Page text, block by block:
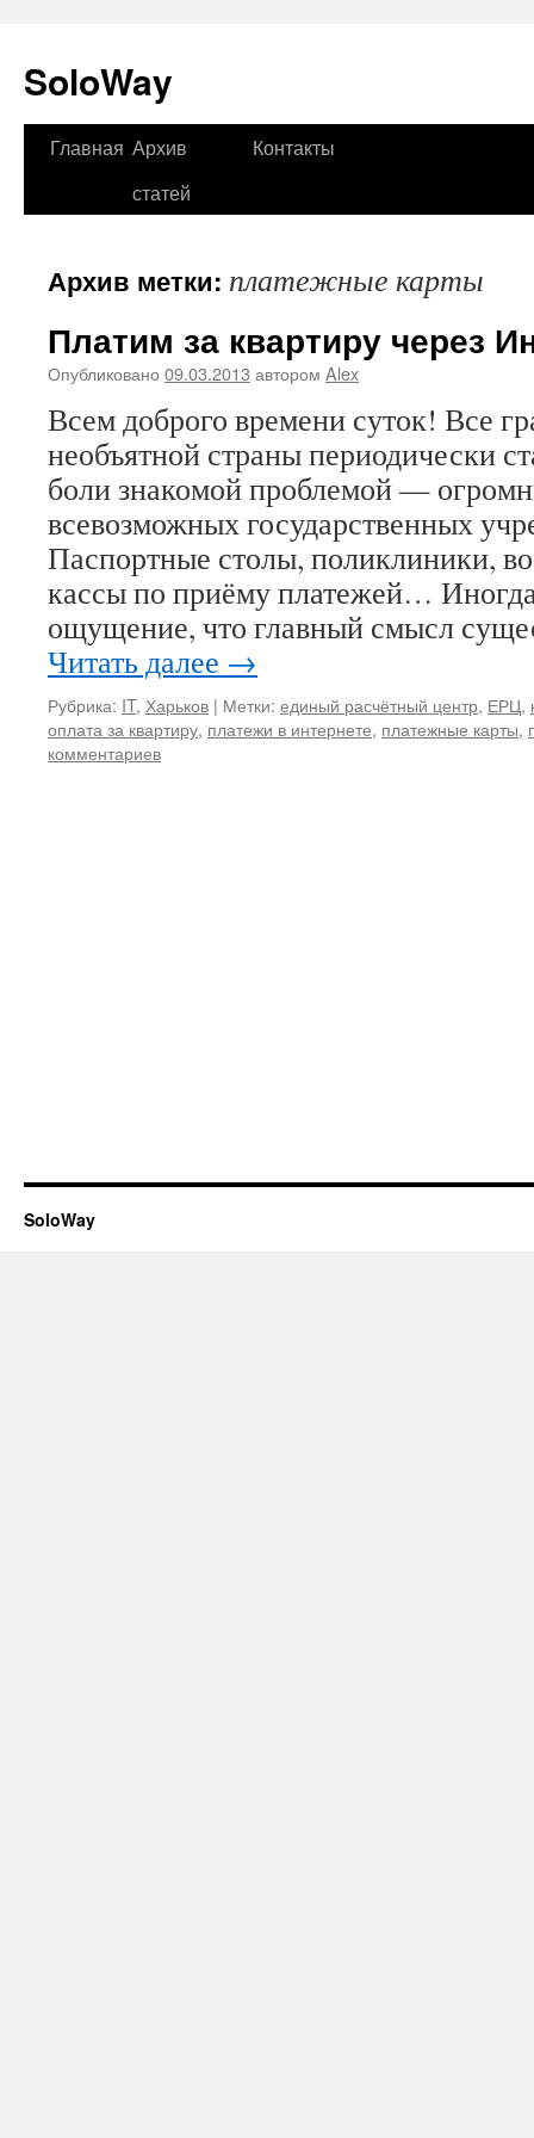
SoloWay
Перейти
Главная Архив
статей
Контакты
Архив метки: платежные карты
Платим за квартиру через
Опубликовано 09.03.2013 автором Alex
Всем доброго времени суток! Все
необъятной страны периодически
боли знакомой проблемой —
всевозможных государственных
Паспортные столы, поликлиники,
кассы по приёму платежей…
ощущение, что главный смысл
Читать далее →
Рубрика: IT, Харьков | Метки: единый расчётный центр, ЕРЦ,
оплата за квартиру, платежи в интернете, платежные карты,
комментариев
SoloWay